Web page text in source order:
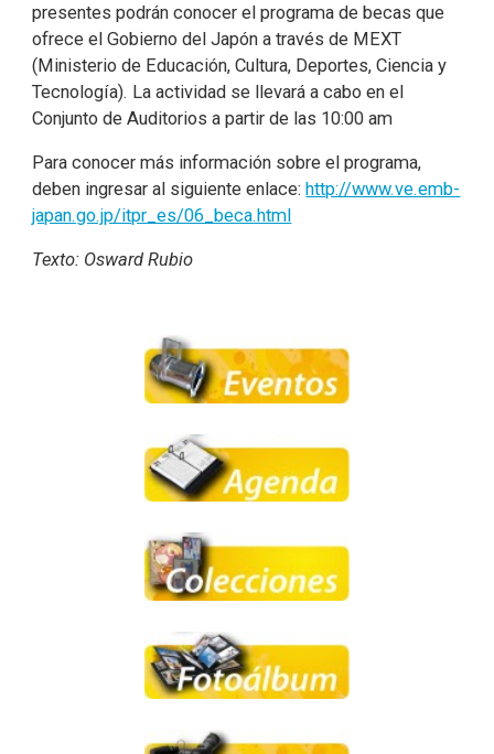
presentes podrán conocer el programa de becas que
ofrece el Gobierno del Japón a través de MEXT
(Ministerio de Educación, Cultura, Deportes, Ciencia y
Tecnología). La actividad se llevará a cabo en el
Conjunto de Auditorios a partir de las 10:00 am
Para conocer más información sobre el programa,
deben ingresar al siguiente enlace:http://www.ve.emb-
japan.go.jp/itpr_es/06_beca.html
Texto: Osward Rubio